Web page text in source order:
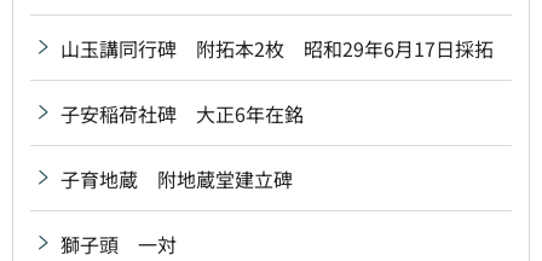
山玉講同行碑 附拓本2枚 昭和29年6月17日採拓
子安稲荷社碑 大正6年在銘
子育地蔵 附地蔵堂建立碑
獅子頭 一対